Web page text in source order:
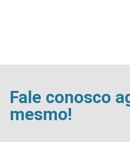
Fale conosco
mesmo!